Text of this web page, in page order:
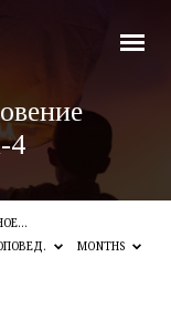
4
MONTHS